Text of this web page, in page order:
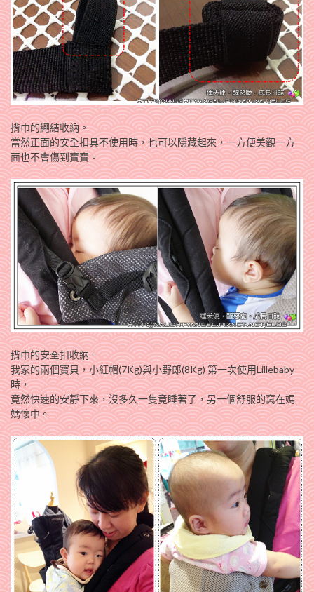
揹巾的繩結收納。
當然正面的安全扣具不使用時，也可以隱藏起來，一方便美觀一方
面也不會傷到寶寶。
揹巾的安全扣收納。
我家的兩個寶貝，小紅帽(7Kg)與小野郎(8Kg) 第一次使用Lillebaby
時，
竟然快速的安靜下來，沒多久一隻竟睡著了，另一個舒服的窩在媽
媽懷中。